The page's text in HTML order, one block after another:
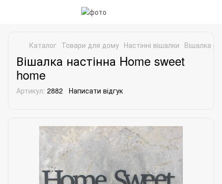
Каталог Товари для дому Настінні вішалки Вішалка
Вішалка настінна Home sweet
home
Артикул: 2882 Написати відгук